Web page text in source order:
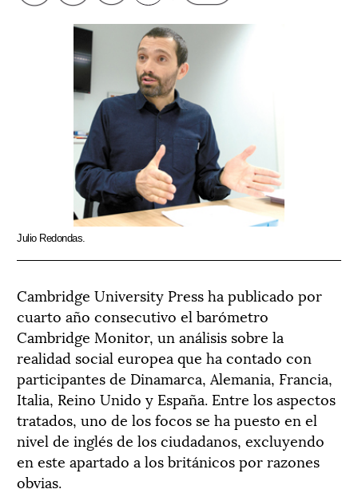
Julio Redondas.
Cambridge University Press ha publicado por
cuarto año consecutivo el barómetro
Cambridge Monitor, un análisis sobre la
realidad social europea que ha contado con
participantes de Dinamarca, Alemania, Francia,
Italia, Reino Unido y España. Entre los aspectos
tratados, uno de los focos se ha puesto en el
nivel de inglés de los ciudadanos, excluyendo
en este apartado a los británicos por razones
obvias.